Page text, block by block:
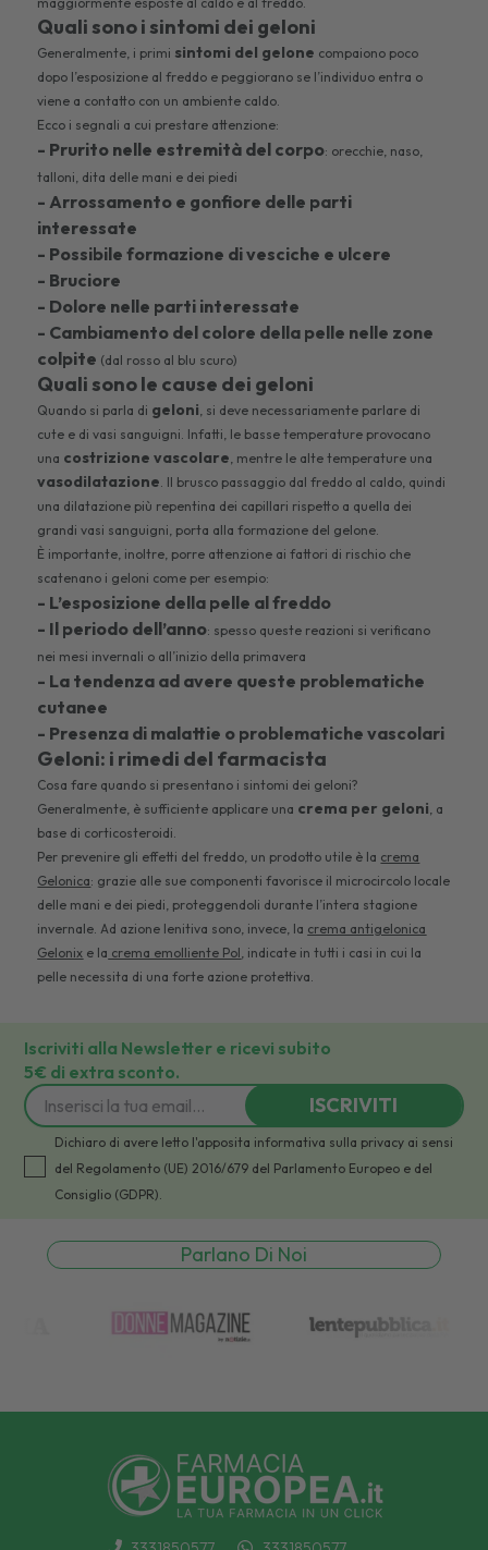
Quali sono i sintomi dei geloni
Generalmente, i primi sintomi del gelone compaiono poco
dopo l’esposizione al freddo e peggiorano se l’individuo entra o
viene a contatto con un ambiente caldo.
Ecco i segnali a cui prestare attenzione:
- Prurito nelle estremità del corpo: orecchie, naso,
talloni, dita delle mani e dei piedi
- Arrossamento e gonfiore delle parti
interessate
- Possibile formazione di vesciche e ulcere
- Bruciore
- Dolore nelle parti interessate
- Cambiamento del colore della pelle nelle zone
colpite (dal rosso al blu scuro)
Quali sono le cause dei geloni
Quando si parla di geloni, si deve necessariamente parlare di
cute e di vasi sanguigni. Infatti, le basse temperature provocano
una costrizione vascolare, mentre le alte temperature una
vasodilatazione. Il brusco passaggio dal freddo al caldo, quindi
una dilatazione più repentina dei capillari rispetto a quella dei
grandi vasi sanguigni, porta alla formazione del gelone.
È importante, inoltre, porre attenzione ai fattori di rischio che
scatenano i geloni come per esempio:
- L’esposizione della pelle al freddo
- Il periodo dell’anno: spesso queste reazioni si verificano
nei mesi invernali o all’inizio della primavera
- La tendenza ad avere queste problematiche
cutanee
- Presenza di malattie o problematiche vascolari
Geloni: i rimedi del farmacista
Cosa fare quando si presentano i sintomi dei geloni?
Generalmente, è sufficiente applicare una crema per geloni, a
base di corticosteroidi.
Per prevenire gli effetti del freddo, un prodotto utile è la crema
Gelonica: grazie alle sue componenti favorisce il microcircolo locale
delle mani e dei piedi, proteggendoli durante l’intera stagione
invernale. Ad azione lenitiva sono, invece, la crema antigelonica
Gelonix e la crema emolliente Pol, indicate in tutti i casi in cui la
pelle necessita di una forte azione protettiva.
Iscriviti alla Newsletter e ricevi subito
5€ di extra sconto.
ISCRIVITI
Dichiaro di avere letto l'apposita informativa sulla privacy ai sensi
del Regolamento (UE) 2016/679 del Parlamento Europeo e del
Consiglio (GDPR).
Parlano Di Noi